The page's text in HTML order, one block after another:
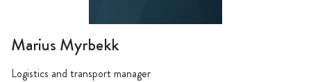
Marius Myrbekk
Logistics and transport manager